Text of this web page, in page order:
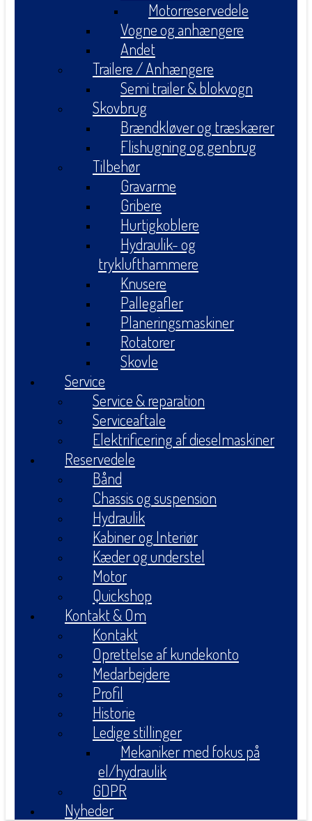
Motorreservedele
Vogne og anhængere
Andet
Trailere / Anhængere
Semi trailer & blokvogn
Skovbrug
Brændkløver og træskærer
Flishugning og genbrug
Tilbehør
Gravarme
Gribere
Hurtigkoblere
Hydraulik- og
tryklufthammere
Knusere
Pallegafler
Planeringsmaskiner
Rotatorer
Skovle
Service
Service & reparation
Serviceaftale
Elektrificering af dieselmaskiner
Reservedele
Bånd
Chassis og suspension
Hydraulik
Kabiner og Interiør
Kæder og understel
Motor
Quickshop
Kontakt & Om
Kontakt
Oprettelse af kundekonto
Medarbejdere
Profil
Historie
Ledige stillinger
Mekaniker med fokus på
el/hydraulik
GDPR
Nyheder